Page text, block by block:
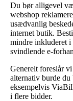
Du bør alligevel
webshop
usædvanlig
internet butik.
mindre inkluderet
svindlende e-
Generelt foreslår
alternativ burde du
eksempelvis
i flere bidder.